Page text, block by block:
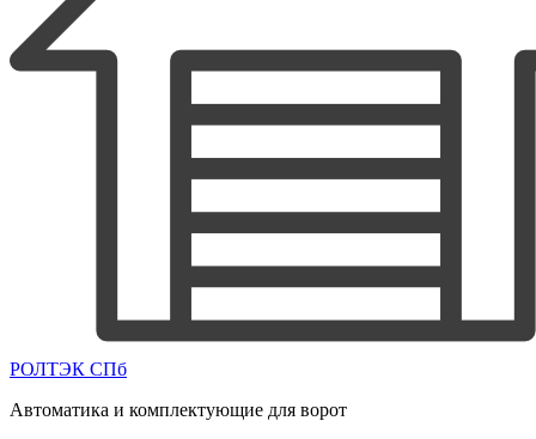
РОЛТЭК СПб
Автоматика и комплектующие для ворот